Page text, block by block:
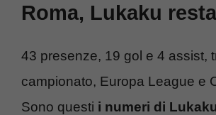
Roma, Lukaku
43 presenze, 19 gol e 4 assist,
campionato, Europa League e
Sono questi i numeri di